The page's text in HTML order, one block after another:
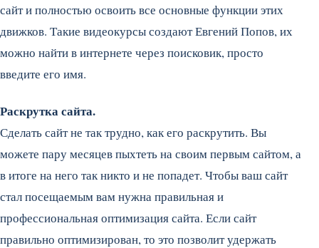
сайт и полностью освоить все основные функции этих
движков. Такие видеокурсы создают Евгений Попов, их
можно найти в интернете через поисковик, просто
введите его имя.
Раскрутка сайта.
Сделать сайт не так трудно, как его раскрутить. Вы
можете пару месяцев пыхтеть на своим первым сайтом, а
в итоге на него так никто и не попадет. Чтобы ваш сайт
стал посещаемым вам нужна правильная и
профессиональная оптимизация сайта. Если сайт
правильно оптимизирован, то это позволит удержать